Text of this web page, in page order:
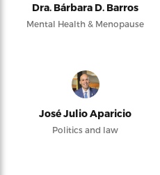
Dra. Bárbara D. Barros
Mental Health & Menopause
José Julio Aparicio
Politics and law